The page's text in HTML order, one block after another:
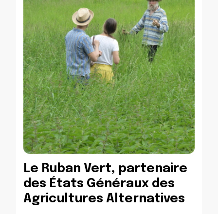
Le Ruban Vert, partenaire
des États Généraux des
Agricultures Alternatives